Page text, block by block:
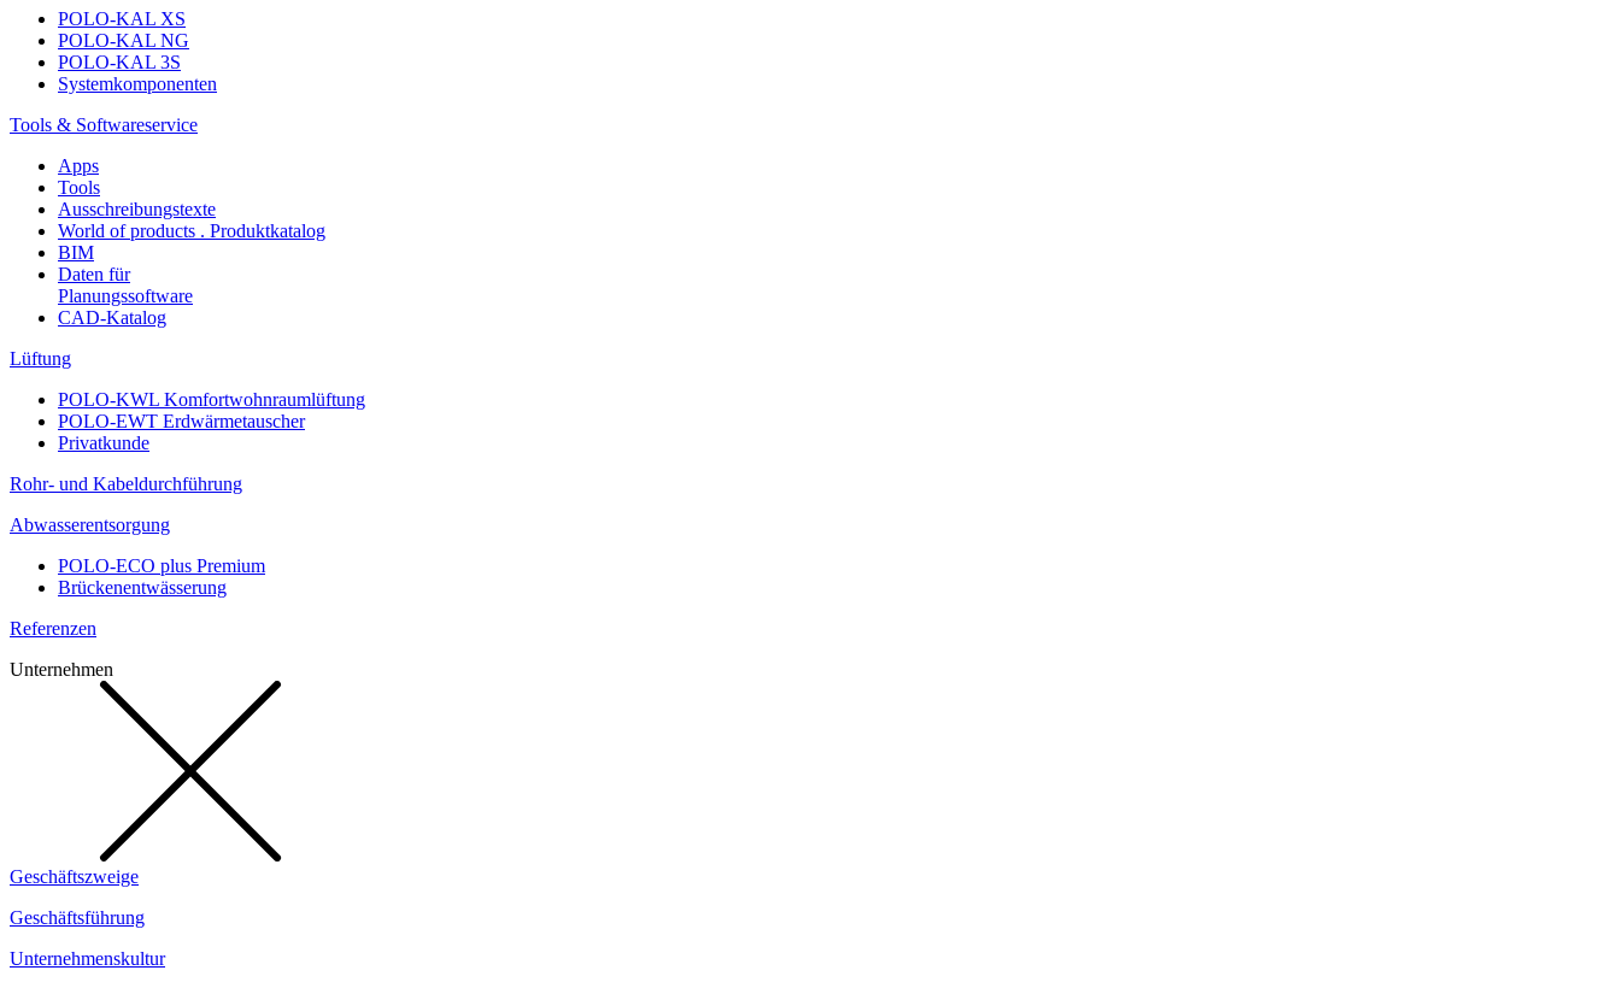
POLO-KAL XS
POLO-KAL NG
POLO-KAL 3S
Systemkomponenten
Tools & Softwareservice
Apps
Tools
Ausschreibungstexte
World of products . Produktkatalog
BIM
Daten für
Planungssoftware
CAD-Katalog
Lüftung
POLO-KWL Komfortwohnraumlüftung
POLO-EWT Erdwärmetauscher
Privatkunde
Rohr- und Kabeldurchführung
Abwasserentsorgung
POLO-ECO plus Premium
Brückenentwässerung
Referenzen
Unternehmen
Geschäftszweige
Geschäftsführung
Unternehmenskultur